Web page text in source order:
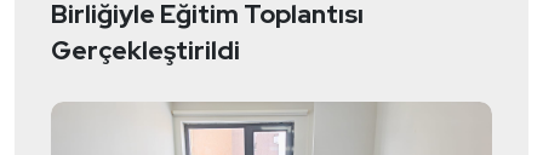
Birliğiyle Eğitim Toplantısı
Gerçekleştirildi